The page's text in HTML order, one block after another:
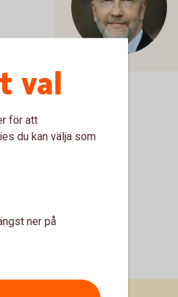
val
för att
du kan välja som
ner på